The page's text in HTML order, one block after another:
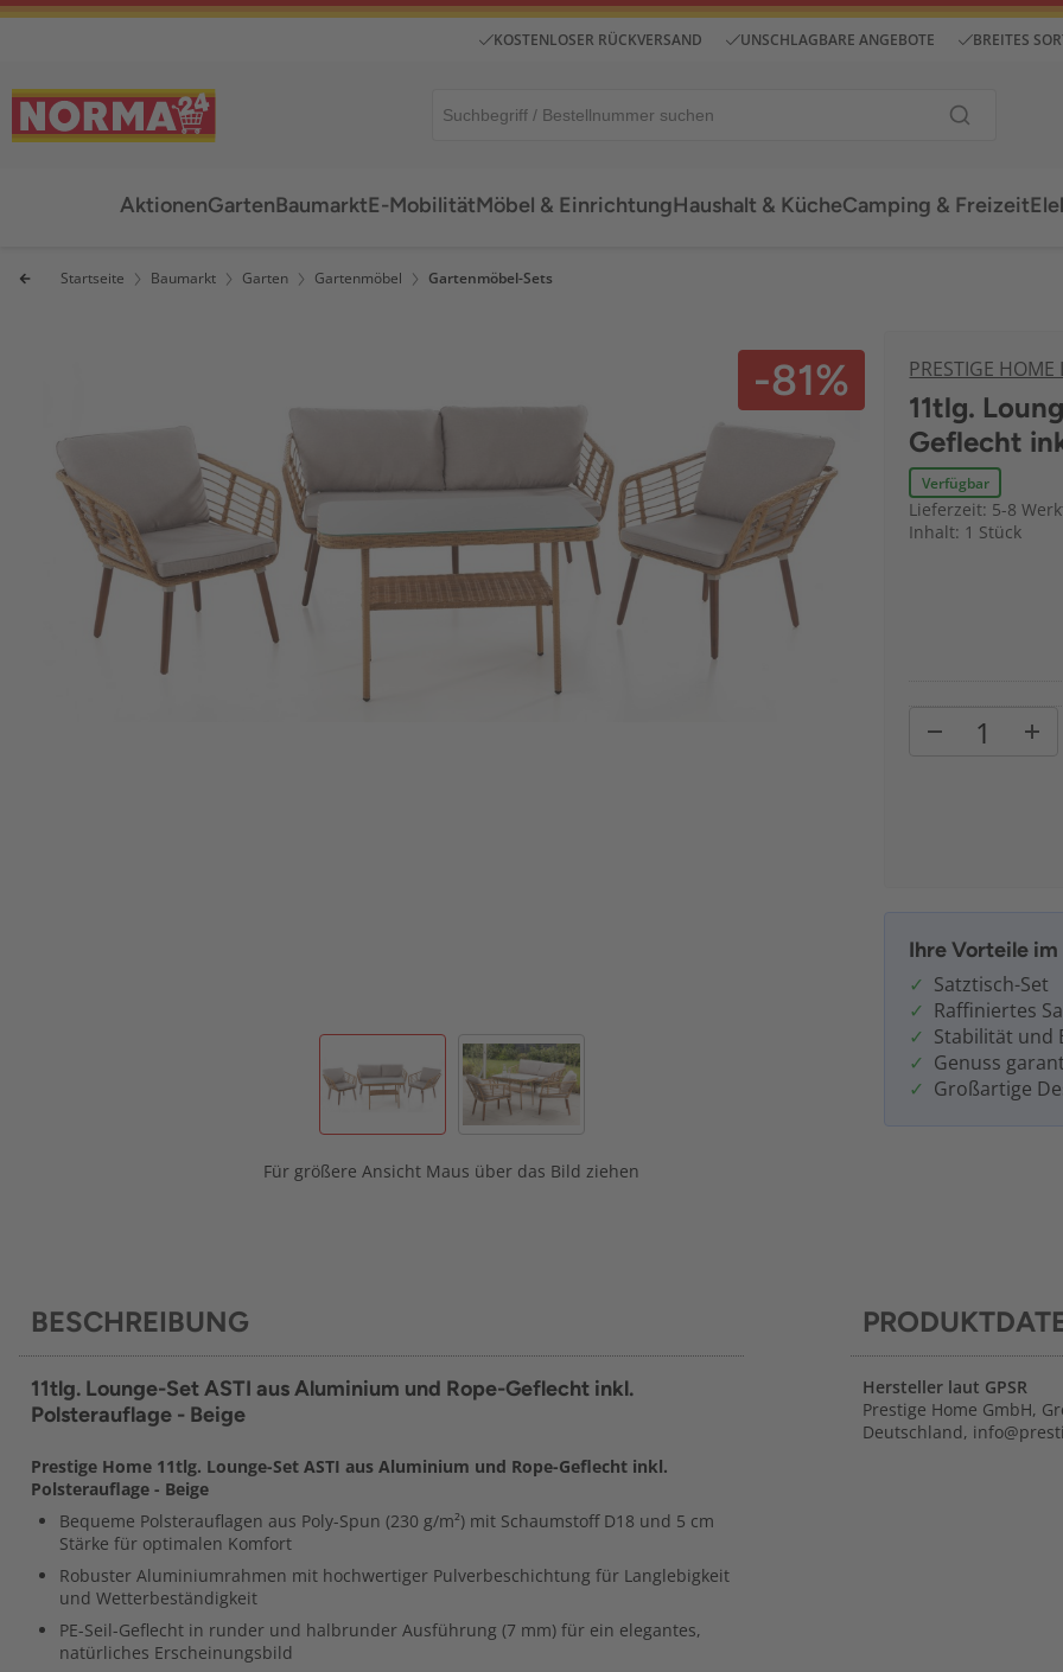
KOSTENLOSER RÜCKVERSAND UNSCHLAGBARE ANGEBOTE BREITES
AktionenGartenBaumarktE-MobilitätMöbel & EinrichtungHaushalt & KücheCamping & Freizeit
Startseite Baumarkt Garten Gartenmöbel Gartenmöbel-Sets
Für größere Ansicht Maus über das Bild ziehen
-81% PRESTIGE
11tlg.
Geflecht
Verfügbar
Lieferzeit: 5-8
Inhalt: 1 Stück
Ihre Vorteile
Satztisch-Set
Raffiniertes
Stabilität und
Genuss
Großartige
BESCHREIBUNG
11tlg. Lounge-Set ASTI aus Aluminium und Rope-Geflecht inkl.
Polsterauflage - Beige
Prestige Home 11tlg. Lounge-Set ASTI aus Aluminium und Rope-Geflecht inkl.
Polsterauflage - Beige
Bequeme Polsterauflagen aus Poly-Spun (230 g/m²) mit Schaumstoff D18 und 5 cm
Stärke für optimalen Komfort
Robuster Aluminiumrahmen mit hochwertiger Pulverbeschichtung für Langlebigkeit
und Wetterbeständigkeit
PE-Seil-Geflecht in runder und halbrunder Ausführung (7 mm) für ein elegantes,
natürliches Erscheinungsbild
Hersteller laut GPSR
Prestige Home GmbH,
Deutschland,